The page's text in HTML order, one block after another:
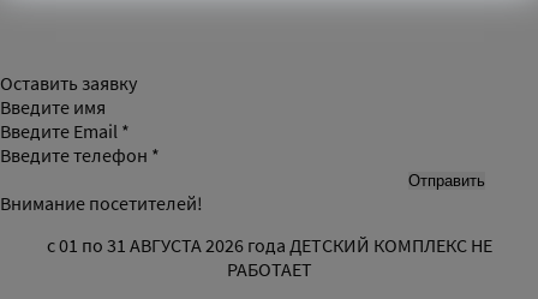
Оставить заявку
Введите имя
Введите Email *
Введите телефон *
Внимание посетителей!
с 01 по 31 АВГУСТА 2026 года ДЕТСКИЙ КОМПЛЕКС НЕ
РАБОТАЕТ